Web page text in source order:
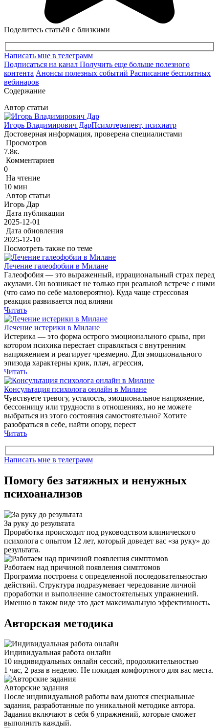
Поделитесь статьёй с близкими
Написать мне в телеграмм
Подписаться на канал Получить еще больше полезного
контента Анонсы полезных событий Расписание бесплатных
вебинаров
Содержание
Автор статьи
Игорь Владимирович ДарПсихотерапевт, психиатр
Достоверная информация, проверена специалистами
Просмотров
7.8к.
Комментариев
0
На чтение
10 мин
Автор статьи
Игорь Дар
Дата публикации
2025-12-01
Дата обновления
2025-12-10
Посмотреть также по теме
Лечение галеофобии в Милане
Галеофобия — это выраженный, иррациональный страх перед
акулами. Он возникает не только при реальной встрече с ними
(что само по себе маловероятно). Куда чаще стрессовая
реакция развивается под влияни
Читать
Лечение истерики в Милане
Истерика — это форма острого эмоционального срыва, при
котором психика перестает справляться с внутренним
напряжением и реагирует чрезмерно. Для эмоционального
эпизода характерны крик, плач, агрессия,
Читать
Консультация психолога онлайн в Милане
Чувствуете тревогу, усталость, эмоциональное напряжение,
бессонницу или трудности в отношениях, но не можете
выбраться из этого состояния самостоятельно? Хотите
разобраться в себе, найти опору, перест
Читать
Написать мне в телеграмм
Помогу без затяжных и ненужных
психоанализов
За руку до результата
Проработка происходит под руководством клинического
психолога с опытом 12 лет, который доведет вас «за руку» до
результата.
Работаем над причиной появления симптомов
Программа построена с определенной последовательностью
действий. Структура подразумевает чередование личной
проработки и выполнение самостоятельных упражнений.
Именно в таком виде это дает максимальную эффективность.
Авторская методика
Индивидуальная работа онлайн
10 индивидуальных онлайн сессий, продолжительностью
1 час, 2 раза в неделю. Не покидая комфортного для вас места.
Авторские задания
После индивидуальной работы вам даются специальные
задания, разработанные по уникальной методике автора.
Задания включают в себя 6 упражнений, которые сможет
выполнить каждый.